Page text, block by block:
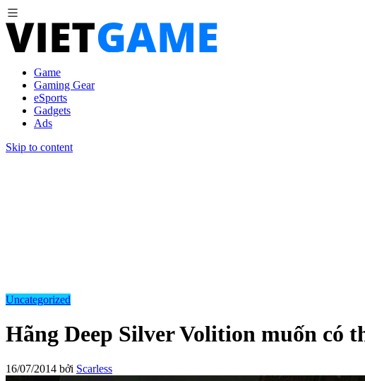
Game
Gaming Gear
eSports
Gadgets
Ads
Skip to content
Uncategorized
Hãng Deep Silver Volition muốn có
16/07/2014 bởi Scarless